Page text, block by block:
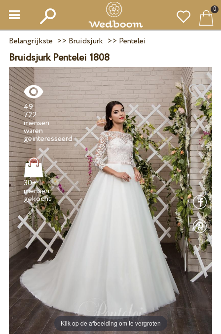
0
Belangrijkste >> Bruidsjurk >> Pentelei
Bruidsjurk Pentelei 1808
Klik op de afbeelding om te vergroten
49
722
mensen
waren
30+
mensen
gekocht